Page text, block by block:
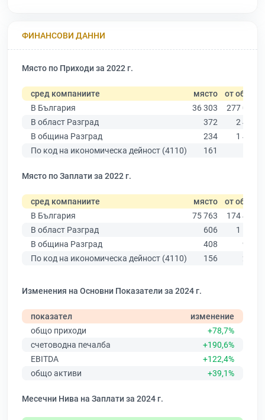
ФИНАНСОВИ ДАННИ
Място по Приходи за 2022 г.
сред компаниите място от общо
В България
36 303
277 019
В област Разград
372
2 463
В община Разград
234
1 495
По код на икономическа дейност (4110)
161
Място по Заплати за 2022 г.
сред компаниите място от общо
В България
75 763
174 403
В област Разград
606
1 553
В община Разград
408
976
По код на икономическа дейност (4110)
156 244
Изменения на Основни Показатели за 2024 г.
показател
изменение
общо приходи
+78,7%
счетоводна печалба
+190,6%
EBITDA
+122,4%
общо активи
+39,1%
Месечни Нива на Заплати за 2024 г.